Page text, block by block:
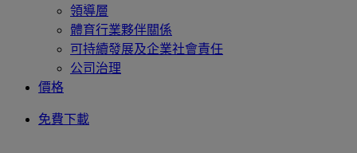
領導層
體育行業夥伴關係
可持續發展及企業社會責任
公司治理
價格
免費下載